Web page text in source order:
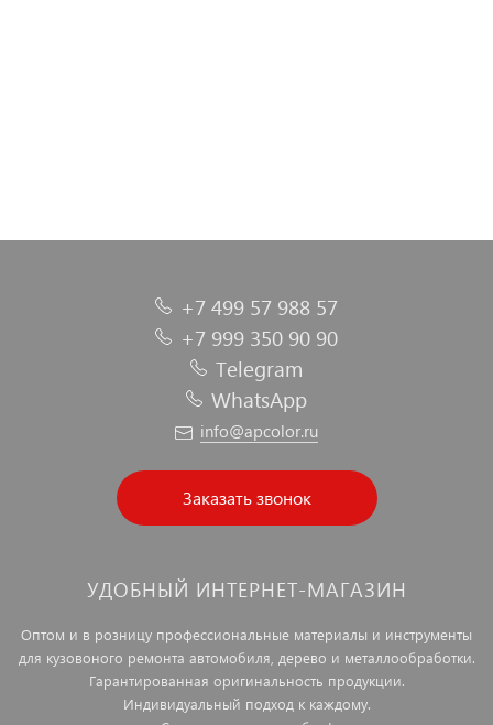
+7 499 57 988 57
+7 999 350 90 90
Telegram
WhatsApp
info@apcolor.ru
Заказать звонок
УДОБНЫЙ ИНТЕРНЕТ-МАГАЗИН
Оптом и в розницу профессиональные материалы и инструменты
для кузовоного ремонта автомобиля, дерево и металлообработки.
Гарантированная оригинальность продукции.
Индивидуальный подход к каждому.